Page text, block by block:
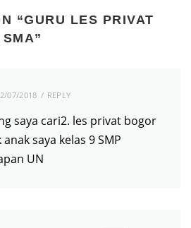
“GURU LES PRIVAT
”
07/2018 REPLY
saya cari2. les privat bogor
saya kelas 9 SMP
UN